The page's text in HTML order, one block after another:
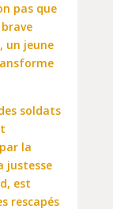
pas que
un jeune
soldats
la
justesse
est
rescapés